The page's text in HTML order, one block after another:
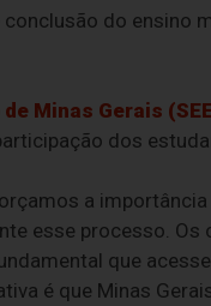
do ensino
Minas Gerais
dos
a
esse processo.
que
é que Minas